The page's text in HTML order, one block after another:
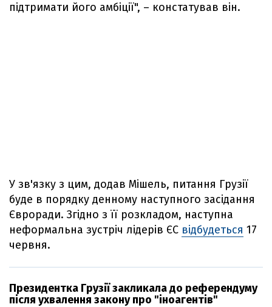
підтримати його амбіції", – констатував він.
У зв'язку з цим, додав Мішель, питання Грузії
буде в порядку денному наступного засідання
Євроради. Згідно з її розкладом, наступна
неформальна зустріч лідерів ЄС відбудеться 17
червня.
Президентка Грузії закликала до референдуму
після ухвалення закону про "іноагентів"